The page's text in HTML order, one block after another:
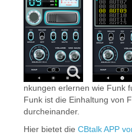
nkungen erlernen wie Funk
Funk ist die Einhaltung von
durcheinander.
Hier bietet die CBtalk APP